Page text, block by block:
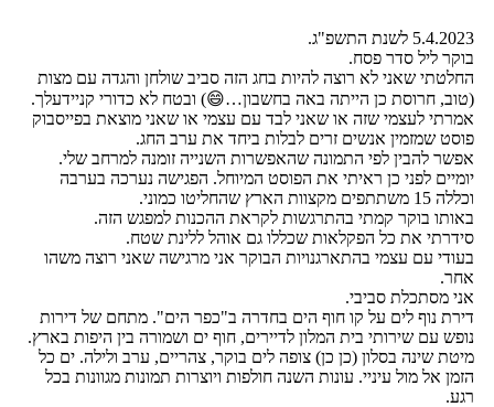
5.4.2023 לשנת התשפ"ג.
בוקר ליל סדר פסח.
החלטתי שאני לא רוצה להיות בחג הזה סביב שולחן והגדה עם מצות
(טוב, חרוסת כן הייתה באה בחשבון…😄) ובטח לא כדורי קניידעלך.
אמרתי לעצמי שזה או שאני לבד עם עצמי או שאני מוצאת בפייסבוק
פוסט שמזמין אנשים זרים לבלות ביחד את ערב החג.
אפשר להבין לפי התמונה שהאפשרות השנייה זומנה למרחב שלי.
יומיים לפני כן ראיתי את הפוסט המיוחל. הפגישה נערכה בערבה
וכללה 15 משתתפים מקצוות הארץ שהחליטו כמוני.
באותו בוקר קמתי בהתרגשות לקראת ההכנות למפגש הזה.
סידרתי את כל הפקלאות שכללו גם אוהל ללינת שטח.
בעודי עם עצמי בהתארגנויות הבוקר אני מרגישה שאני רוצה משהו
אחר.
אני מסתכלת סביבי.
דירת נוף לים על קו חוף הים בחדרה ב"כפר הים". מתחם של דירות
נופש עם שירותי בית המלון לדיירים, חוף ים ושמורה בין היפות בארץ.
מיטת שינה בסלון (כן כן) צופה לים בוקר, צהריים, ערב ולילה. ים כל
הזמן אל מול עיניי. עונות השנה חולפות ויוצרות תמונות מגוונות בכל
רגע.